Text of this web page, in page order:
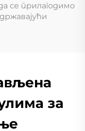
се прилагодимо
за